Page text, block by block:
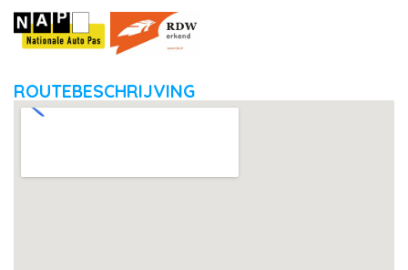
ROUTEBESCHRIJVING